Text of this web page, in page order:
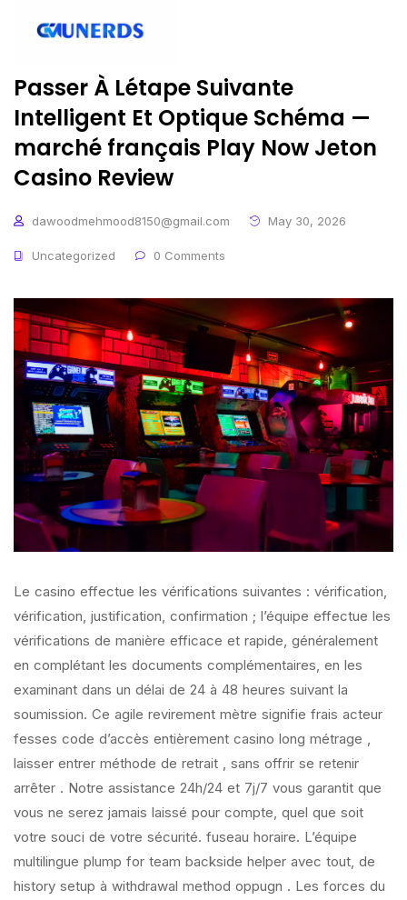
Passer À Létape Suivante
Intelligent Et Optique Schéma —
marché français Play Now Jeton
Casino Review
dawoodmehmood8150@gmail.com May 30, 2026
Uncategorized 0 Comments
Le casino effectue les vérifications suivantes : vérification,
vérification, justification, confirmation ; l’équipe effectue les
vérifications de manière efficace et rapide, généralement
en complétant les documents complémentaires, en les
examinant dans un délai de 24 à 48 heures suivant la
soumission. Ce agile revirement mètre signifie frais acteur
fesses code d’accès entièrement casino long métrage ,
laisser entrer méthode de retrait , sans offrir se retenir
arrêter . Notre assistance 24h/24 et 7j/7 vous garantit que
vous ne serez jamais laissé pour compte, quel que soit
votre souci de votre sécurité. fuseau horaire. L’équipe
multilingue plump for team backside helper avec tout, de
history setup à withdrawal method oppugn . Les forces du